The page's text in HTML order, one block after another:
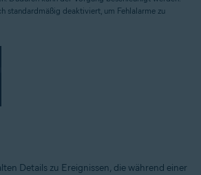
standardmäßig deaktiviert, um Fehlalarme zu
Details zu Ereignissen, die während einer